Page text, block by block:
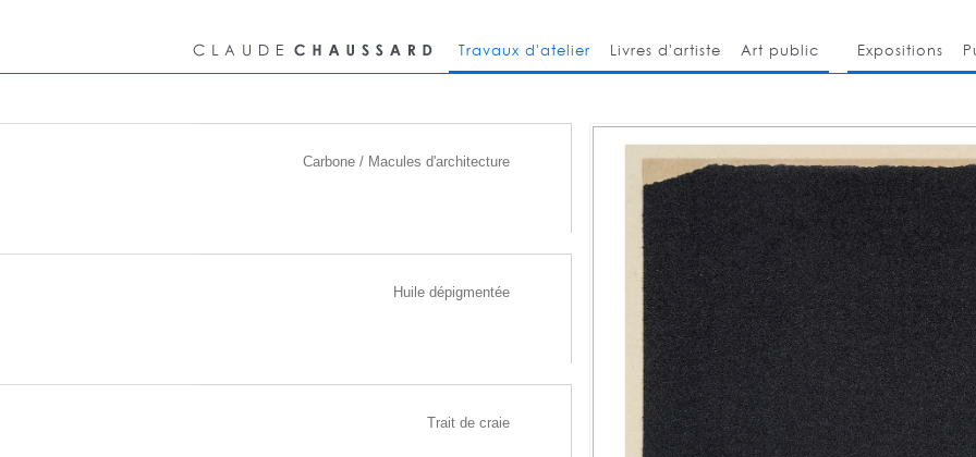
Travaux d'atelier Livres d'artiste Art public Expositions
Carbone / Macules d'architecture
Huile dépigmentée
Trait de craie